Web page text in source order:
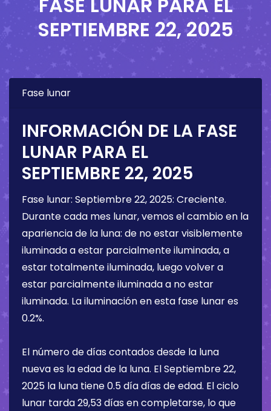
SEPTIEMBRE 22, 2025
Fase lunar
INFORMACIÓN DE LA FASE
LUNAR PARA EL
SEPTIEMBRE 22, 2025
Fase lunar: Septiembre 22, 2025: Creciente.
Durante cada mes lunar, vemos el cambio en la
apariencia de la luna: de no estar visiblemente
iluminada a estar parcialmente iluminada, a
estar totalmente iluminada, luego volver a
estar parcialmente iluminada a no estar
iluminada. La iluminación en esta fase lunar es
0.2%.
El número de días contados desde la luna
nueva es la edad de la luna. ElSeptiembre 22,
2025 la luna tiene0.5 díadías de edad. El ciclo
lunar tarda 29,53 días en completarse, lo que